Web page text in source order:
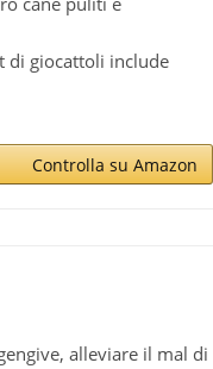
di giocattoli include
Controlla su Amazon
alleviare il mal di